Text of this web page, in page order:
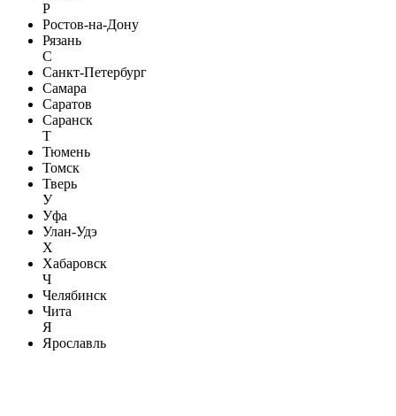
Р
Ростов-на-Дону
Рязань
С
Санкт-Петербург
Самара
Саратов
Саранск
Т
Тюмень
Томск
Тверь
У
Уфа
Улан-Удэ
Х
Хабаровск
Ч
Челябинск
Чита
Я
Ярославль